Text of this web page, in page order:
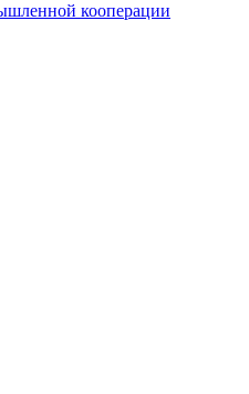
кооперации